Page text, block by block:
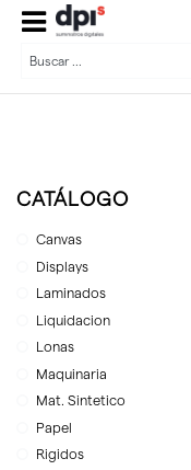
CATÁLOGO
Canvas
Displays
Laminados
Liquidacion
Lonas
Maquinaria
Mat. Sintetico
Papel
Rigidos